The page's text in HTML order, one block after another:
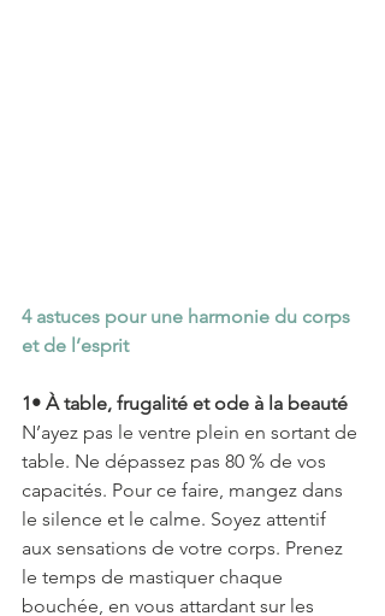
4 astuces pour une harmonie du corps
et de l’esprit
1• À table, frugalité et ode à la beauté
N’ayez pas le ventre plein en sortant de
table. Ne dépassez pas 80 % de vos
capacités. Pour ce faire, mangez dans
le silence et le calme. Soyez attentif
aux sensations de votre corps. Prenez
le temps de mastiquer chaque
bouchée, en vous attardant sur les